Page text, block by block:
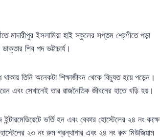
মাদারীপুর ইসলামিয়া হাই স্কুলের সপ্তম শ্রেণীতে পড়া
শিব পদ ভট্টাচার্য।
তিনি অনেকটা শিক্ষাজীবন থেকে বিচ্যুত হয়ে পড়েন।
এবং সেখানেই তার রাজনৈতিক জীবনের হাতে খড়ি হয়।
ভর্তি হন এবং বেকার হোস্টেলের ২৪ নং কক্ষে
২৩ নং রুম গ্রন্থাগার এবং ২৪ নং রুম মিউজিয়াম